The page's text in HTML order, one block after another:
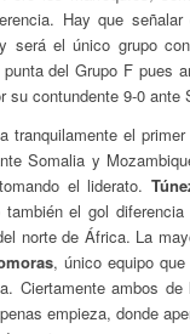
Hay que
será el único grupo
del Grupo F pues
su contundente 9-0
tranquilamente el
Somalia y
el liderato.
también el gol
norte de África. La
, único equipo
Ciertamente ambos
empieza, donde